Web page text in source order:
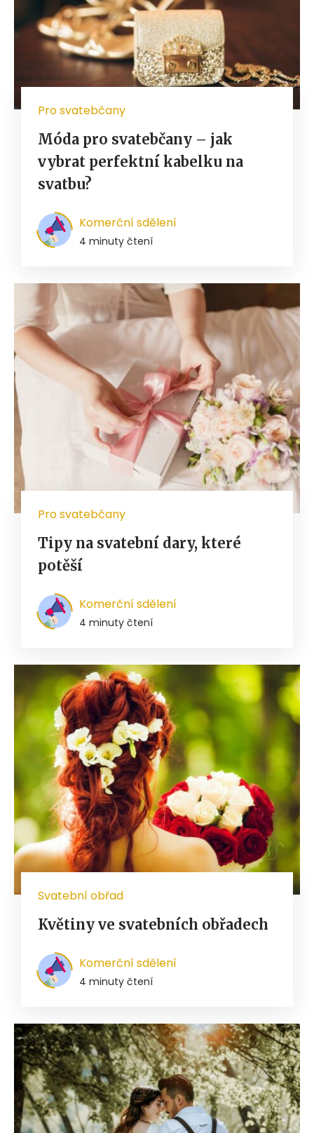
Pro svatebčany
Móda pro svatebčany – jak
vybrat perfektní kabelku na
svatbu?
Komerční sdělení
4 minuty čtení
Pro svatebčany
Tipy na svatební dary, které
potěší
Komerční sdělení
4 minuty čtení
Svatební obřad
Květiny ve svatebních obřadech
Komerční sdělení
4 minuty čtení